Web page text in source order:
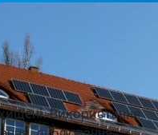
Використання